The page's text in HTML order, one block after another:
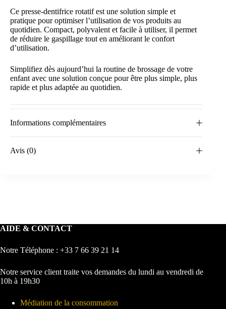
Ce presse-dentifrice rotatif est une solution simple et
pratique pour optimiser l’utilisation de vos produits au
quotidien. Compact, polyvalent et facile à utiliser, il permet
de réduire le gaspillage tout en améliorant le confort
d’utilisation.
Simplifiez dès aujourd’hui la routine de brossage de votre
enfant avec une solution conçue pour être plus simple, plus
rapide et plus adaptée au quotidien.
Informations complémentaires
Avis (0)
AIDE & CONTACT
Notre Téléphone : +33 7 66 39 21 14
Notre service client traite vos demandes du lundi au vendredi de
10h à 19h30
Médiation de la consommation